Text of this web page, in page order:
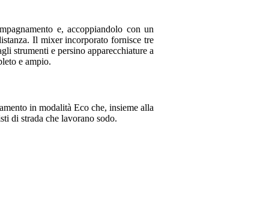
e, accoppiandolo con un
Il mixer incorporato fornisce tre
strumenti e persino apparecchiature a
e ampio.
in modalità Eco che, insieme alla
di strada che lavorano sodo.